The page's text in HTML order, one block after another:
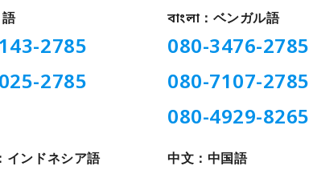
2785
2785
বাংলা：ベンガル語
080-3476-2785
080-7107-2785
080-4929-8265
インドネシア語 中文：中国語